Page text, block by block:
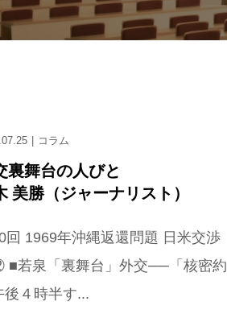
コラム
裏舞台の人びと
美勝（ジャーナリスト）
回 1969年沖縄返還問題 日米交
■若泉「裏舞台」外交──「核密
後４時半す...